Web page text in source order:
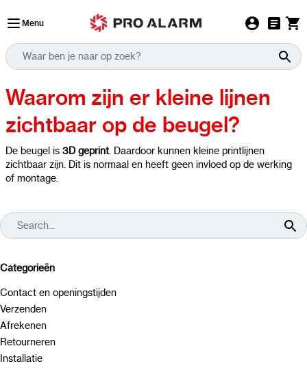
Menu
Waarom zijn er kleine lijnen
zichtbaar op de beugel?
De beugel is 3D geprint. Daardoor kunnen kleine printlijnen
zichtbaar zijn. Dit is normaal en heeft geen invloed op de werking
of montage.
Categorieën
Contact en openingstijden
Verzenden
Afrekenen
Retourneren
Installatie